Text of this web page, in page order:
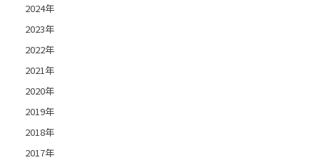
2024年
2023年
2022年
2021年
2020年
2019年
2018年
2017年